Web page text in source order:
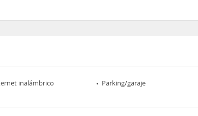
inalámbrico Parking/garaje